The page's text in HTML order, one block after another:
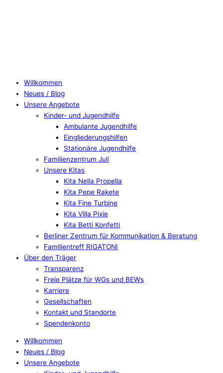
Willkommen
Neues / Blog
Unsere Angebote
Kinder- und Jugendhilfe
Ambulante Jugendhilfe
Eingliederungshilfen
Stationäre Jugendhilfe
Familienzentrum Juli
Unsere Kitas
Kita Nella Propella
Kita Pepe Rakete
Kita Fine Turbine
Kita Villa Pixie
Kita Betti Konfetti
Berliner Zentrum für Kommunikation & Beratung
Familientreff RIGATONI
Über den Träger
Transparenz
Freie Plätze für WGs und BEWs
Karriere
Gesellschaften
Kontakt und Standorte
Spendenkonto
Willkommen
Neues / Blog
Unsere Angebote